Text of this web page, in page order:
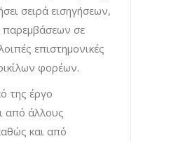
σειρά εισηγήσεων,
παρεμβάσεων σε
επιστημονικές
φορέων.
της έργο
από άλλους
και από